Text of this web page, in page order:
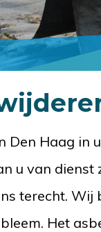
Den Haag in
u van dienst
terecht. Wij
Het